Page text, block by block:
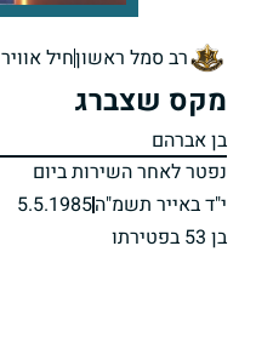
רב סמל ראשוןחיל אוויר
מקס שצברג
בן אברהם
נפטר לאחר השירות ביום
י"ד באייר תשמ"ה5.5.1985
בן 53 בפטירתו